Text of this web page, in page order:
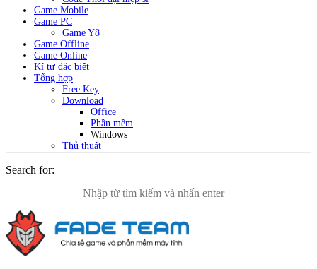
Game Mobile
Game PC
Game Y8
Game Offline
Game Online
Kí tự đặc biệt
Tổng hợp
Free Key
Download
Office
Phần mềm
Windows
Thủ thuật
Search for: